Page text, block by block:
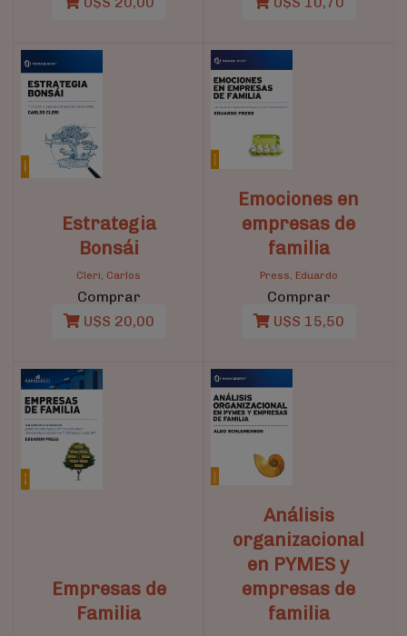
Estrategia
Bonsái
Cleri, Carlos
Comprar
U$S 20,00
Emociones en
empresas de
familia
Press, Eduardo
Comprar
U$S 15,50
Empresas de
Familia
Análisis
organizacional
en PYMES y
empresas de
familia